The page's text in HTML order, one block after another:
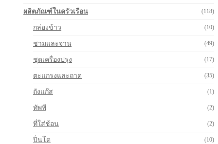
ผลิตภัณฑ์ในครัวเรือน (118)
กล่องข้าว (10)
ชามและจาน (49)
ชุดเครื่องปรุง (17)
ตะแกรงและถาด (35)
ถังแก๊ส (1)
ทัพพี (2)
ที่ใส่ช้อน (2)
ปิ่นโต (10)